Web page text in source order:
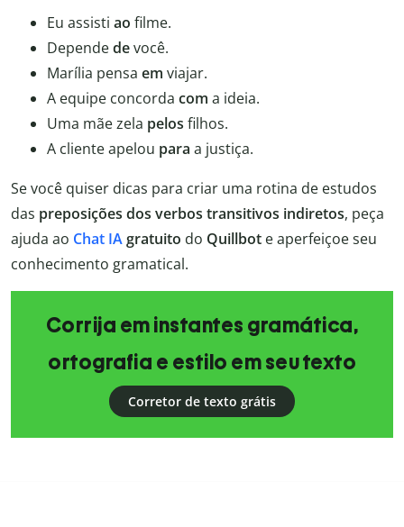
Eu assisti ao filme.
Dependedevocê.
Marília pensa em viajar.
A equipe concorda com a ideia.
Uma mãe zela pelos filhos.
A cliente apelou para a justiça.
Se você quiser dicas para criar uma rotina de estudos
das preposições dos verbos transitivos indiretos, peça
ajuda ao Chat IAgratuito do Quillbot e aperfeiçoe seu
conhecimento gramatical.
Corrija em instantes gramática,
ortografia e estilo em seu texto
Corretor de texto grátis